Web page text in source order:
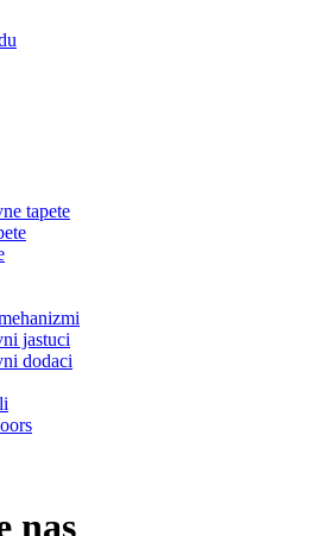
tapete
jastuci
dodaci
nas